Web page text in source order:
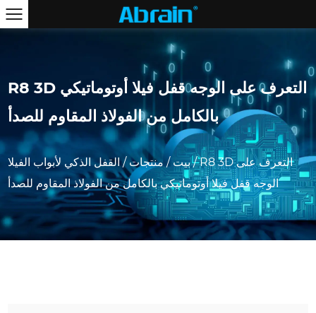
R8 3D التعرف على الوجه قفل فيلا أوتوماتيكي
بالكامل من الفولاذ المقاوم للصدأ
بيت / منتجات /القفل الذكي لأبواب الفيلا /R8 3D التعرف على
الوجه قفل فيلا أوتوماتيكي بالكامل من الفولاذ المقاوم للصدأ